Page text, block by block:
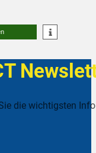
die wichtigsten